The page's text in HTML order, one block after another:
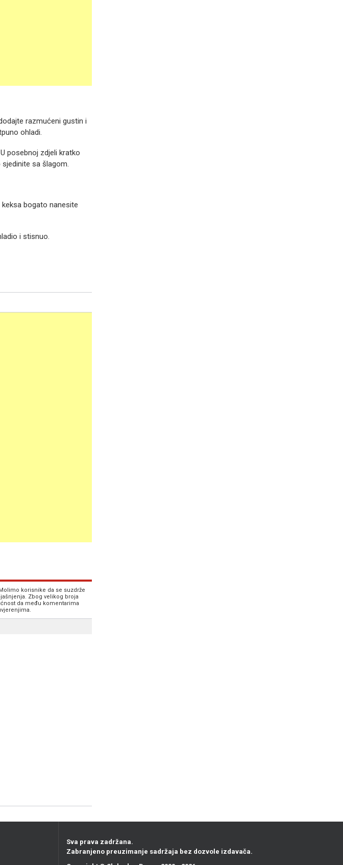
razmućeni gustin i
ohladi.
posebnoj zdjeli kratko
sa šlagom.
bogato nanesite
i stisnuo.
korisnike da se suzdrže
Zbog velikog broja
da među komentarima
Sva prava zadržana.
Zabranjeno preuzimanje sadržaja bez dozvole izdavača.